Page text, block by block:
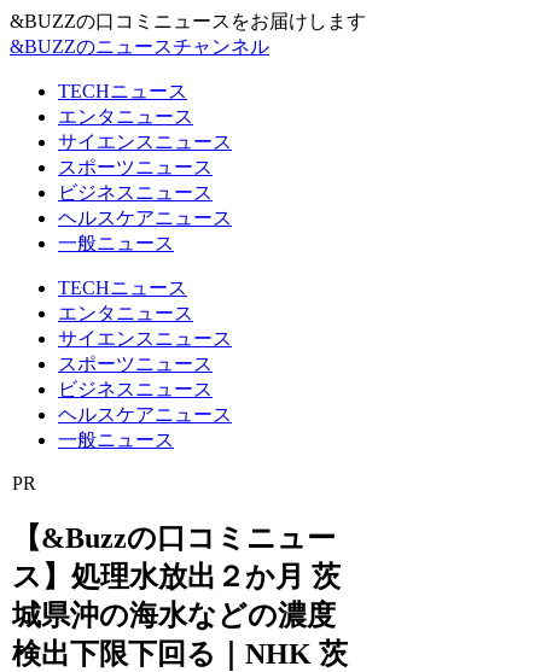
&BUZZの口コミニュースをお届けします
&BUZZのニュースチャンネル
TECHニュース
エンタニュース
サイエンスニュース
スポーツニュース
ビジネスニュース
ヘルスケアニュース
一般ニュース
TECHニュース
エンタニュース
サイエンスニュース
スポーツニュース
ビジネスニュース
ヘルスケアニュース
一般ニュース
PR
【&Buzzの口コミニュー
ス】処理水放出２か月 茨
城県沖の海水などの濃度
検出下限下回る｜NHK 茨